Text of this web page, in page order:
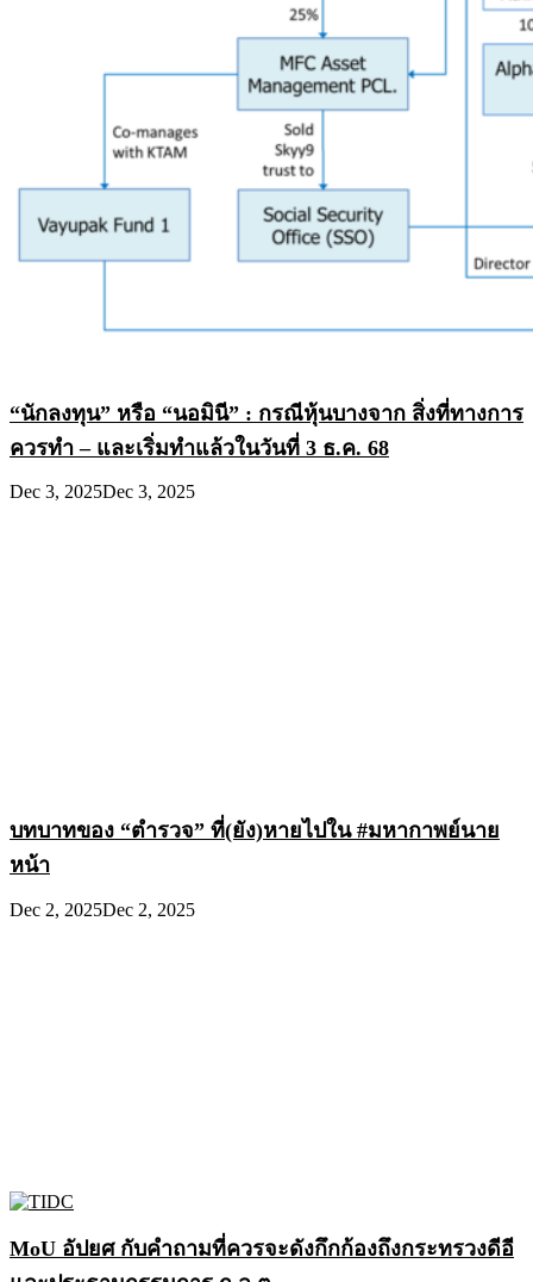
“นักลงทุน” หรือ “นอมินี” : กรณีหุ้นบางจาก สิ่งที่ทางการ
ควรทำ – และเริ่มทำแล้วในวันที่ 3 ธ.ค. 68
Dec 3, 2025Dec 3, 2025
บทบาทของ “ตำรวจ” ที่(ยัง)หายไปใน #มหากาพย์นาย
หน้า
Dec 2, 2025Dec 2, 2025
MoU อัปยศ กับคำถามที่ควรจะดังกึกก้องถึงกระทรวงดีอี